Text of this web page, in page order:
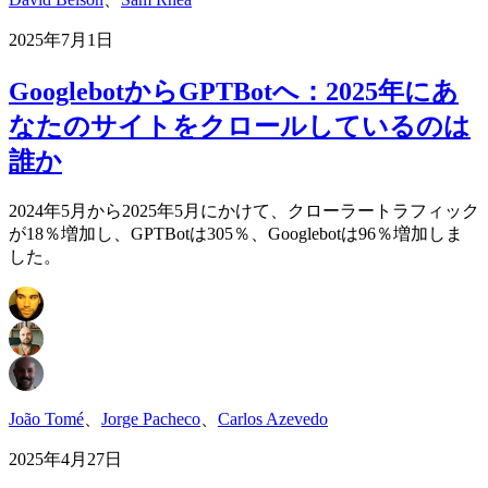
2025年7月1日
GooglebotからGPTBotへ：2025年にあ
なたのサイトをクロールしているのは
誰か
2024年5月から2025年5月にかけて、クローラートラフィック
が18％増加し、GPTBotは305％、Googlebotは96％増加しま
した。
João Tomé Jorge Pacheco Carlos Azevedo
2025年4月27日